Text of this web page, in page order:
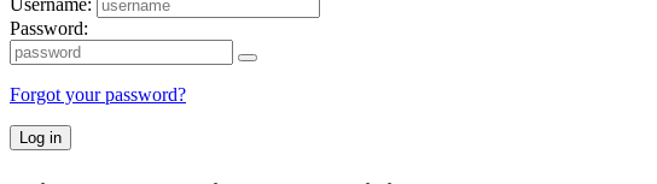
Password:
Forgot your password?
Log in